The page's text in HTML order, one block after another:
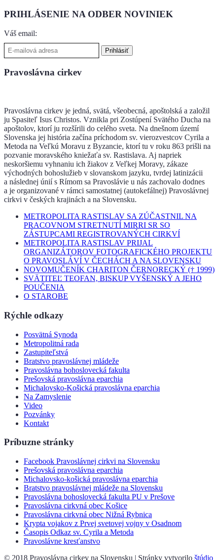
PRIHLÁSENIE NA ODBER NOVINIEK
Váš email:
Pravoslávna cirkev
Pravoslávna cirkev je jedná, svätá, všeobecná, apoštolská a založil
ju Spasiteľ Isus Christos. Vznikla pri Zostúpení Svätého Ducha na
apoštolov, ktorí ju rozšírili do celého sveta. Na dnešnom území
Slovenska jej história začína príchodom sv. vierozvestcov Cyrila a
Metoda na Veľkú Moravu z Byzancie, ktorí tu v roku 863 prišli na
pozvanie moravského kniežaťa sv. Rastislava. Aj napriek
neskoršiemu vyhnaniu ich žiakov z Veľkej Moravy, zákaze
východných bohoslužieb v slovanskom jazyku, tvrdej latinizácii
a následnej únií s Rímom sa Pravoslávie u nás zachovalo dodnes
a je organizované v rámci samostatnej (autokefálnej) Pravoslávnej
cirkvi v českých krajinách a na Slovensku.
METROPOLITA RASTISLAV SA ZÚČASTNIL NA
PRACOVNOM STRETNUTÍ MIRRI SR SO
ZÁSTUPCAMI REGISTROVANÝCH CIRKVÍ
METROPOLITA RASTISLAV PRIJAL
ORGANIZÁTOROV FOTOGRAFICKÉHO PROJEKTU
O PRAVOSLÁVÍ V ČECHÁCH A NA SLOVENSKU
NOVOMUČENÍK CHARITON ČERNORECKÝ († 1999)
SVÄTITEĽ TEOFAN, BISKUP VYŠENSKÝ A JEHO
POUČENIA
O STAROBE
Rýchle odkazy
Posvätná Synoda
Metropolitná rada
Zastupiteľstvá
Bratstvo pravoslávnej mládeže
Pravoslávna bohoslovecká fakulta
Prešovská pravoslávna eparchia
Michalovsko-Košická pravoslávna eparchia
Na Zamyslenie
Video
Pozvánky
Kontakt
Príbuzne stránky
Facebook Pravoslávnej cirkvi na Slovensku
Prešovská pravoslávna eparchia
Michalovsko-košická pravoslávna eparchia
Bratstvo pravoslávnej mládeže na Slovensku
Pravoslávna bohoslovecká fakulta PU v Prešove
Pravoslávna cirkvná obec Košice
Pravoslávna cirkvná obec Nižná Rybnica
Krypta vojakov z Prvej svetovej vojny v Osadnom
Časopis Odkaz sv. Cyrila a Metoda
Pravoslávne kresťanstvo
© 2018 Pravoslávna cirkev na Slovensku | Stránky vytvorilo štúdio